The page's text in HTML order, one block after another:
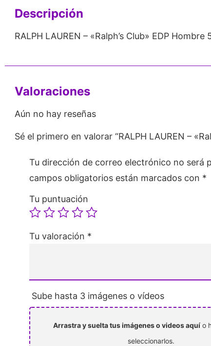
Descripción
RALPH LAUREN – «Ralph’s Club» EDP Hombre
Valoraciones
Aún no hay reseñas
Sé el primero en valorar “RALPH LAUREN –
Tu dirección de correo electrónico no será
campos obligatorios están marcados con *
Tu puntuación
Tu valoración *
Sube hasta 3 imágenes o vídeos
Arrastra y suelta tus imágenes o videos aquí o
seleccionarlos.